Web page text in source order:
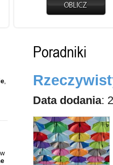
,
Poradniki
Data dodania: